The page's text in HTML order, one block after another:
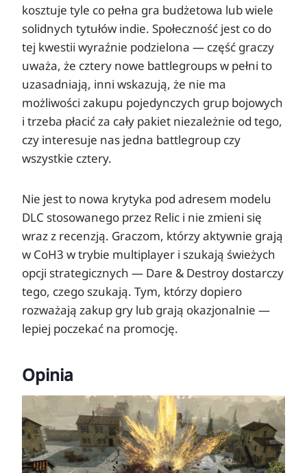
kosztuje tyle co pełna gra budżetowa lub wiele
solidnych tytułów indie. Społeczność jest co do
tej kwestii wyraźnie podzielona — część graczy
uważa, że cztery nowe battlegroups w pełni to
uzasadniają, inni wskazują, że nie ma
możliwości zakupu pojedynczych grup bojowych
i trzeba płacić za cały pakiet niezależnie od tego,
czy interesuje nas jedna battlegroup czy
wszystkie cztery.
Nie jest to nowa krytyka pod adresem modelu
DLC stosowanego przez Relic i nie zmieni się
wraz z recenzją. Graczom, którzy aktywnie grają
w CoH3 w trybie multiplayer i szukają świeżych
opcji strategicznych — Dare & Destroy dostarczy
tego, czego szukają. Tym, którzy dopiero
rozważają zakup gry lub grają okazjonalnie —
lepiej poczekać na promocję.
Opinia